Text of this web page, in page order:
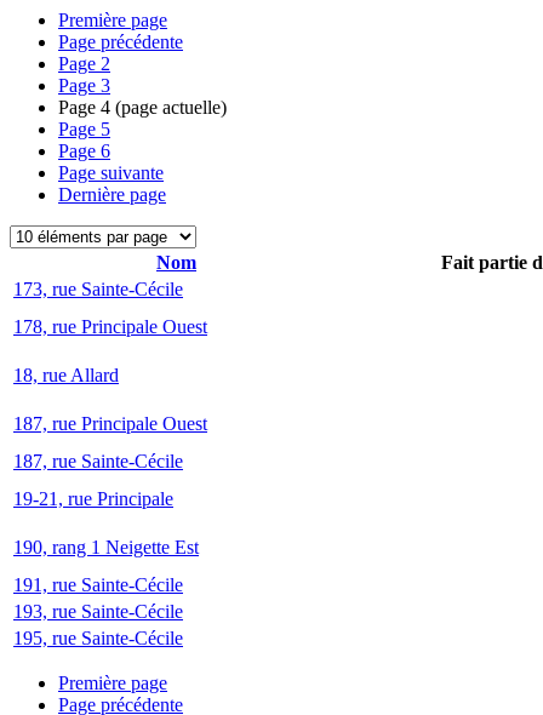
Première page
Page précédente
Page 2
Page 3
Page 4 (page actuelle)
Page 5
Page 6
Page suivante
Dernière page
Nom
Fait partie
173, rue Sainte-Cécile
178, rue Principale Ouest
18, rue Allard
187, rue Principale Ouest
187, rue Sainte-Cécile
19-21, rue Principale
190, rang 1 Neigette Est
191, rue Sainte-Cécile
193, rue Sainte-Cécile
195, rue Sainte-Cécile
Première page
Page précédente